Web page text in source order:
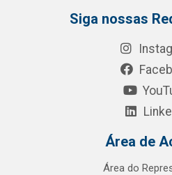
Siga nossas
Área de
Área do